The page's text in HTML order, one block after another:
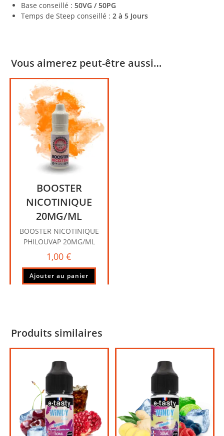
Base conseillé :50VG / 50PG
Temps de Steep conseillé :2 à 5 Jours
Vous aimerez peut-être aussi…
BOOSTER
NICOTINIQUE
20MG/ML
BOOSTER NICOTINIQUE
PHILOUVAP 20MG/ML
1,00€
Ajouter au panier
Produits similaires